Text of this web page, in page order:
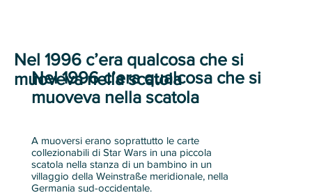
Nel 1996 c’era qualcosa che si
muoveva nella scatola
A muoversi erano soprattutto le carte
collezionabili di Star Wars in una piccola
scatola nella stanza di un bambino in un
villaggio della Weinstraße meridionale, nella
Germania sud-occidentale.
Nel 1996 c’era qualcosa che si
muoveva nella scatola